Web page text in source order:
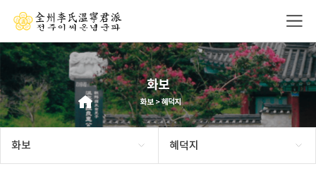
화보
화보 > 혜덕지
화보 혜덕지